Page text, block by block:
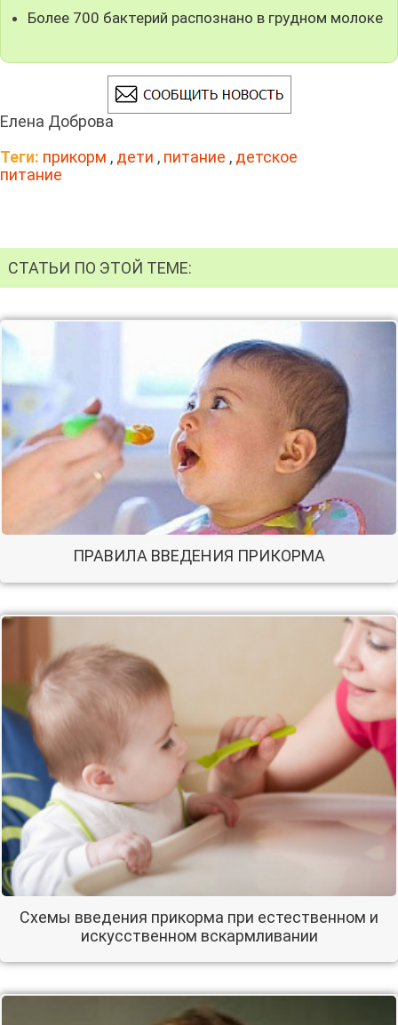
Более 700 бактерий распознано в грудном молоке
Елена Доброва
Теги: прикорм , дети , питание , детское
питание
СТАТЬИ ПО ЭТОЙ ТЕМЕ:
ПРАВИЛА ВВЕДЕНИЯ ПРИКОРМА
Схемы введения прикорма при естественном и
искусственном вскармливании